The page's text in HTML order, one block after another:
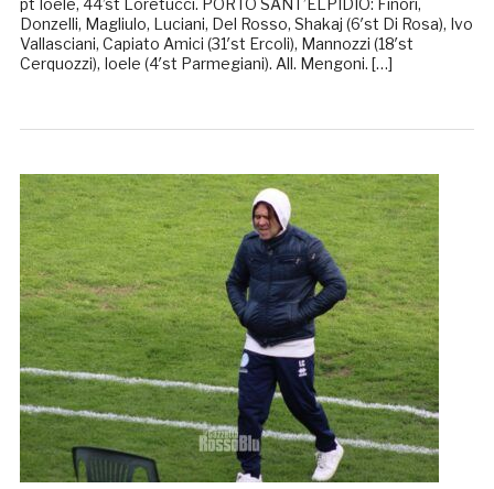
pt Ioele, 44’st Loretucci. PORTO SANT’ELPIDIO: Finori,
Donzelli, Magliulo, Luciani, Del Rosso, Shakaj (6′st Di Rosa), Ivo
Vallasciani, Capiato Amici (31′st Ercoli), Mannozzi (18′st
Cerquozzi), Ioele (4′st Parmegiani). All. Mengoni. […]